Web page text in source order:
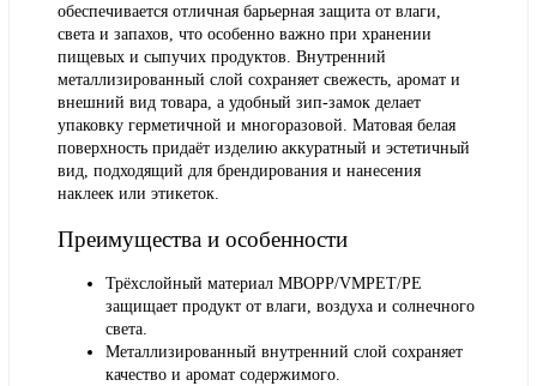
обеспечивается отличная барьерная защита от влаги,
света и запахов, что особенно важно при хранении
пищевых и сыпучих продуктов. Внутренний
металлизированный слой сохраняет свежесть, аромат и
внешний вид товара, а удобный зип-замок делает
упаковку герметичной и многоразовой. Матовая белая
поверхность придаёт изделию аккуратный и эстетичный
вид, подходящий для брендирования и нанесения
наклеек или этикеток.
Преимущества и особенности
Трёхслойный материал MBOPP/VMPET/PE
защищает продукт от влаги, воздуха и солнечного
света.
Металлизированный внутренний слой сохраняет
качество и аромат содержимого.